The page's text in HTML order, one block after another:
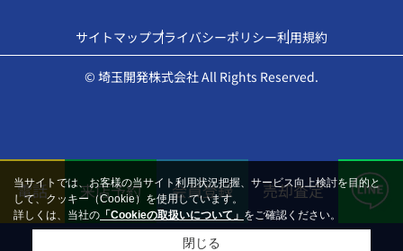
サイトマッププライバシーポリシー利用規約
© 埼玉開発株式会社 All Rights Reserved.
電話 来店予約 会員登録 売却査定
当サイトでは、お客様の当サイト利用状況把握、サービス向上検討を目的と
して、クッキー（Cookie）を使用しています。
詳しくは、当社の 「Cookieの取扱いについて」 をご確認ください。
閉じる